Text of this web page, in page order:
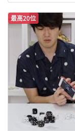
最高20位